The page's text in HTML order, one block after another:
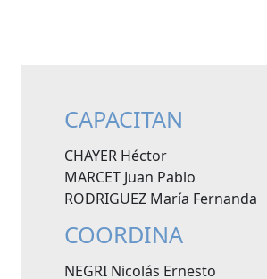
CAPACITAN
CHAYER Héctor
MARCET Juan Pablo
RODRIGUEZ María Fernanda
COORDINA
NEGRI Nicolás Ernesto